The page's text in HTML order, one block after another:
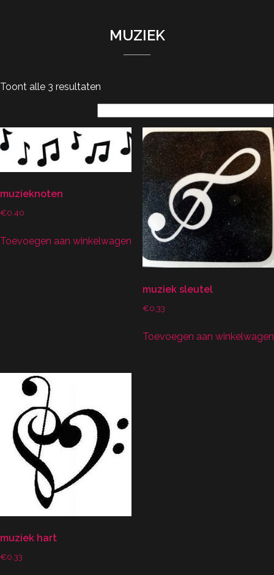
MUZIEK
Toont alle 3 resultaten
muzieknoten
€0.40
Toevoegen aan winkelwagen
muziek sleutel
€0.33
Toevoegen aan winkelwagen
muziek hart
€0.33